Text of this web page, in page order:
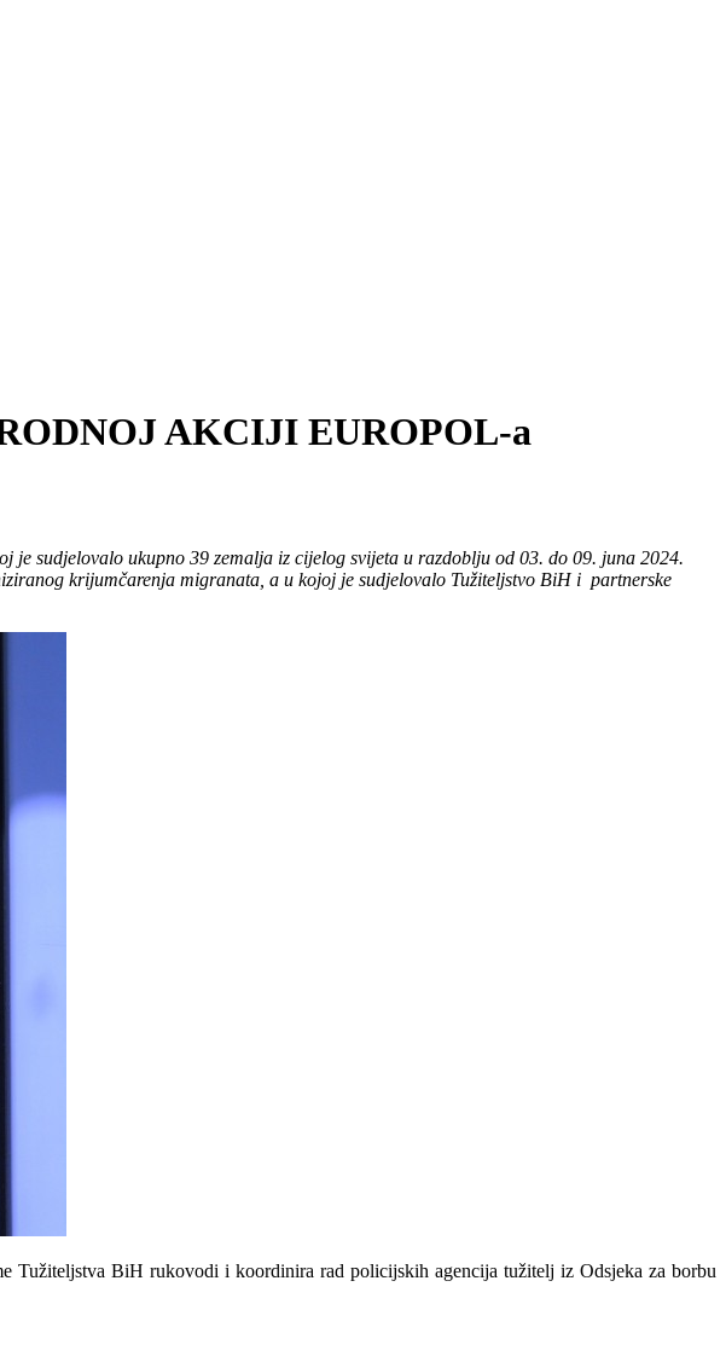
AKCIJI EUROPOL-a
sudjelovalo ukupno 39 zemalja iz cijelog svijeta u razdoblju od 03. do 09. juna 2024.
krijumčarenja migranata, a u kojoj je sudjelovalo Tužiteljstvo BiH i partnerske
BiH rukovodi i koordinira rad policijskih agencija tužitelj iz Odsjeka za borbu